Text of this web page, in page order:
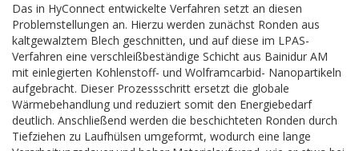
Das in HyConnect entwickelte Verfahren setzt an diesen
Problemstellungen an. Hierzu werden zunächst Ronden aus
kaltgewalztem Blech geschnitten, und auf diese im LPAS-
Verfahren eine verschleißbeständige Schicht aus Bainidur AM
mit einlegierten Kohlenstoff- und Wolframcarbid- Nanopartikeln
aufgebracht. Dieser Prozessschritt ersetzt die globale
Wärmebehandlung und reduziert somit den Energiebedarf
deutlich. Anschließend werden die beschichteten Ronden durch
Tiefziehen zu Laufhülsen umgeformt, wodurch eine lange